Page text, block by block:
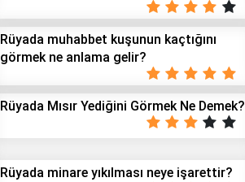
Rüyada muhabbet kuşunun kaçtığını
görmek ne anlama gelir?
Rüyada Mısır Yediğini Görmek Ne Demek?
Rüyada minare yıkılması neye işarettir?